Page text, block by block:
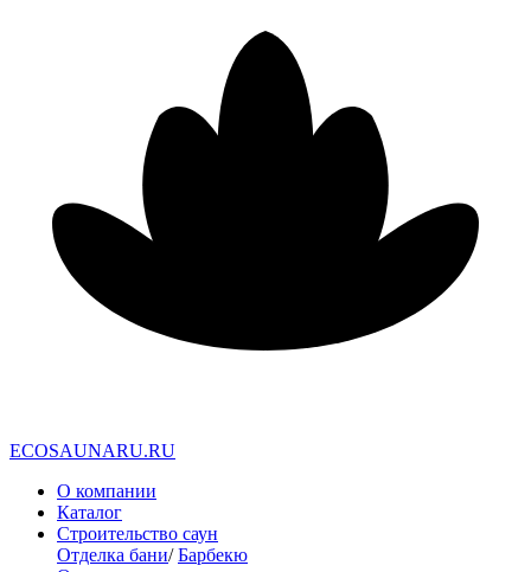
ECOSAUNARU.RU
О компании
Каталог
Строительство саун
Отделка бани/Барбекю